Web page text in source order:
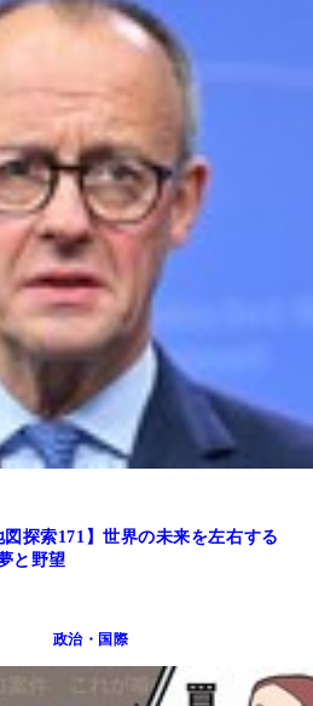
図探索171】世界の未来を左右する
と野望
政治・国際